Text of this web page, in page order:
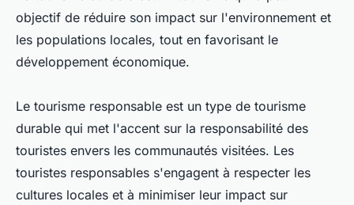
objectif de réduire son impact sur l'environnement et
les populations locales, tout en favorisant le
développement économique.
Le tourisme responsable est un type de tourisme
durable qui met l'accent sur la responsabilité des
touristes envers les communautés visitées. Les
touristes responsables s'engagent à respecter les
cultures locales et à minimiser leur impact sur